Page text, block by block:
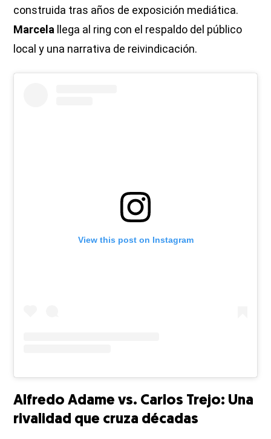
construida tras años de exposición mediática.
Marcela llega al ring con el respaldo del público
local y una narrativa de reivindicación.
View this post on Instagram
Alfredo Adame vs. Carlos Trejo: Una
rivalidad que cruza décadas